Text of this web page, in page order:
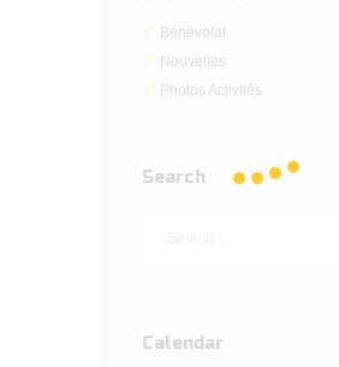
Bénévolat
Nouvelles
Photos Activités
Search
Calendar